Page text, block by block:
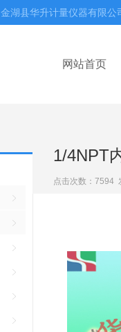
金湖县华升计量仪器有限公
网站首页
1/4NPT
点击次数： 7594